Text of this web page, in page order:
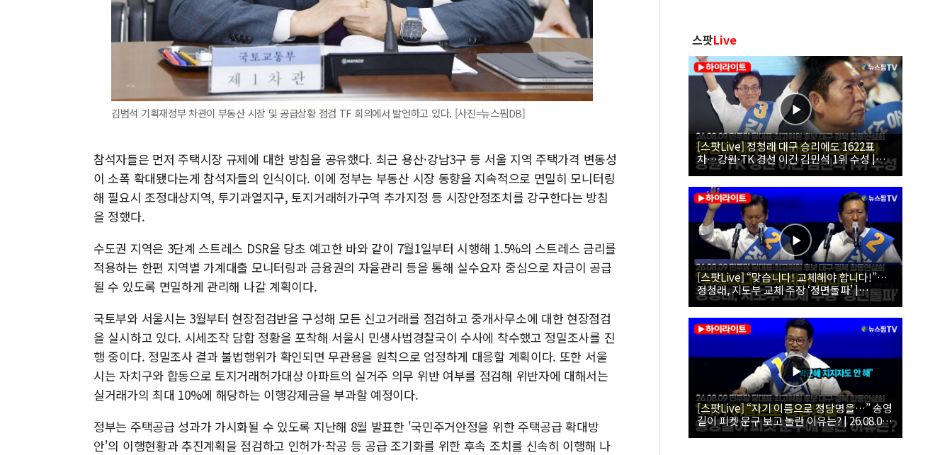
김범석 기획재정부 차관이 부동산 시장 및 공급상황 점검 TF 회의에서 발언하고 있다. [사진=뉴스핌DB]
참석자들은 먼저 주택시장 규제에 대한 방침을 공유했다. 최근 용산·강남3구 등 서울 지역 주택가격 변동성
이 소폭 확대됐다는게 참석자들의 인식이다. 이에 정부는 부동산 시장 동향을 지속적으로 면밀히 모니터링
해 필요시 조정대상지역, 투기과열지구, 토지거래허가구역 추가지정 등 시장안정조치를 강구한다는 방침
을 정했다.
수도권 지역은 3단계 스트레스 DSR을 당초 예고한 바와 같이 7월1일부터 시행해 1.5%의 스트레스 금리를
적용하는 한편 지역별 가계대출 모니터링과 금융권의 자율관리 등을 통해 실수요자 중심으로 자금이 공급
될 수 있도록 면밀하게 관리해 나갈 계획이다.
국토부와 서울시는 3월부터 현장점검반을 구성해 모든 신고거래를 점검하고 중개사무소에 대한 현장점검
을 실시하고 있다. 시세조작 담합 정황을 포착해 서울시 민생사법경찰국이 수사에 착수했고 정밀조사를 진
행 중이다. 정밀조사 결과 불법행위가 확인되면 무관용을 원칙으로 엄정하게 대응할 계획이다. 또한 서울
시는 자치구와 합동으로 토지거래허가대상 아파트의 실거주 의무 위반 여부를 점검해 위반자에 대해서는
실거래가의 최대 10%에 해당하는 이행강제금을 부과할 예정이다.
정부는 주택공급 성과가 가시화될 수 있도록 지난해 8월 발표한 '국민주거안정을 위한 주택공급 확대방
안'의 이행현황과 추진계획을 점검하고 인허가·착공 등 공급 조기화를 위한 후속 조치를 신속히 이행해 나
스팟Live
[스팟Live] 정청래 대구 승리에도 1622표
차…강원·TK 경선 이긴 김민석 1위 수성 |
26.08.09 더불어민주당 당대표·최고위원 후
보 대구·경북 합동연설회
[스팟Live] “맞습니다! 교체해야 합니다!”…
정청래, 지도부 교체 주장 ‘정면돌파’ |
26.08.09 더불어민주당 당대표·최고위원 후
보 대구·경북 합동연설회
[스팟Live] “자기 이름으로 정당명을…” 송영
길이 피켓 문구 보고 놀란 이유는? | 26.08.09
더불어민주당 당대표·최고위원 후보 대구·경